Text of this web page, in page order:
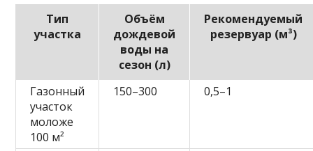
Тип
участка
Объём
дождевой
воды на
сезон (л)
Рекомендуемый
резервуар (м³)
Газонный
участок
моложе
100 м²
150–300 0,5–1